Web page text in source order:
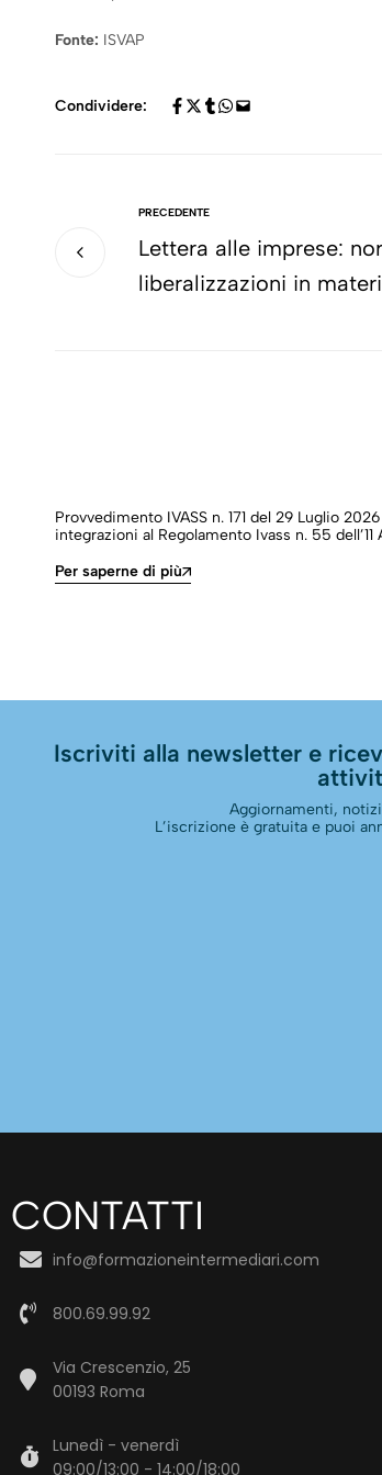
Fonte: ISVAP
Condividere:
PRECEDENTE
Lettera alle imprese:
liberalizzazioni in
Provvedimento IVASS n. 171 del 29 Luglio
integrazioni al Regolamento Ivass n. 55
Per saperne di più
Iscriviti alla newsletter e
Aggiornamenti,
L’iscrizione è gratuita e puoi
CONTATTI
info@formazioneintermediari.com
800.69.99.92
Via Crescenzio, 25
00193 Roma
Lunedì - venerdì
09:00/13:00 - 14:00/18:00